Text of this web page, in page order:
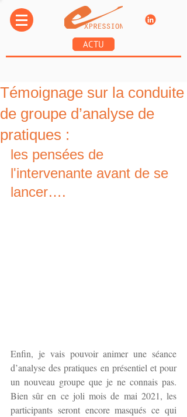
ACTU
Témoignage sur la conduite
de groupe d’analyse de
pratiques :
les pensées de
l'intervenante avant de se
lancer….
Enfin, je vais pouvoir animer une séance
d’analyse des pratiques en présentiel et pour
un nouveau groupe que je ne connais pas.
Bien sûr en ce joli mois de mai 2021, les
participants seront encore masqués ce qui